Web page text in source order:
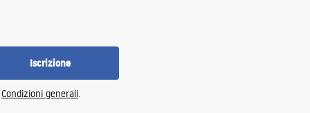
Iscrizione
Condizioni generali.